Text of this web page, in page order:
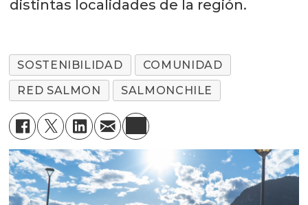
distintas localidades de la región.
SOSTENIBILIDAD
COMUNIDAD
RED SALMON
SALMONCHILE